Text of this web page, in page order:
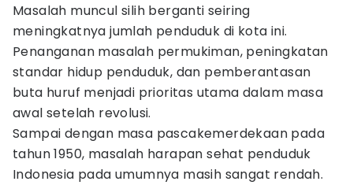
Masalah muncul silih berganti seiring
meningkatnya jumlah penduduk di kota ini.
Penanganan masalah permukiman, peningkatan
standar hidup penduduk, dan pemberantasan
buta huruf menjadi prioritas utama dalam masa
awal setelah revolusi.
Sampai dengan masa pascakemerdekaan pada
tahun 1950, masalah harapan sehat penduduk
Indonesia pada umumnya masih sangat rendah.